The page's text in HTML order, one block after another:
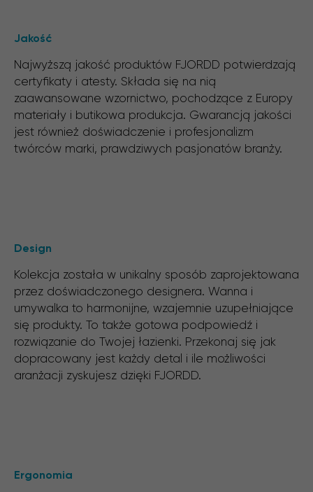
Jakość
Najwyższą jakość produktów FJORDD potwierdzają
certyfikaty i atesty. Składa się na nią
zaawansowane wzornictwo, pochodzące z Europy
materiały i butikowa produkcja. Gwarancją jakości
jest również doświadczenie i profesjonalizm
twórców marki, prawdziwych pasjonatów branży.
Design
Kolekcja została w unikalny sposób zaprojektowana
przez doświadczonego designera. Wanna i
umywalka to harmonijne, wzajemnie uzupełniające
się produkty. To także gotowa podpowiedź i
rozwiązanie do Twojej łazienki. Przekonaj się jak
dopracowany jest każdy detal i ile możliwości
aranżacji zyskujesz dzięki FJORDD.
Ergonomia